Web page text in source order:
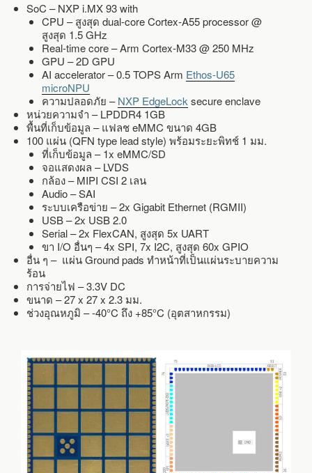
SoC – NXP i.MX 93 with
CPU – สูงสุด dual-core Cortex-A55 processor @
สูงสุด 1.5 GHz
Real-time core – Arm Cortex-M33 @ 250 MHz
GPU – 2D GPU
AI accelerator – 0.5 TOPS Arm Ethos-U65
microNPU
ความปลอดภัย –NXP EdgeLock secure enclave
หน่วยความจำ – LPDDR4 1GB
พื้นที่เก็บข้อมูล – แฟลช eMMC ขนาด 4GB
100 แผ่น (QFN type lead style) พร้อมระยะพิทช์ 1 มม.
ที่เก็บข้อมูล – 1x eMMC/SD
จอแสดงผล – LVDS
กล้อง – MIPI CSI 2 เลน
Audio – SAI
ระบบเครือข่าย – 2x Gigabit Ethernet (RGMII)
USB – 2x USB 2.0
Serial – 2x FlexCAN, สูงสุด 5x UART
ขา I/O อื่นๆ – 4x SPI, 7x I2C, สูงสุด 60x GPIO
อื่น ๆ – แผ่น Ground pads ทำหน้าที่เป็นแผ่นระบายความ
ร้อน
การจ่ายไฟ – 3.3V DC
ขนาด – 27 x 27 x 2.3 มม.
ช่วงอุณหภูมิ – -40°C ถึง +85°C (อุตสาหกรรม)